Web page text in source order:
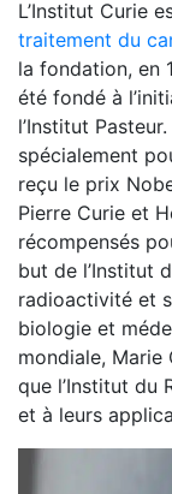
L’Institut Curie
traitement du
la fondation, en
été fondé à
l’Institut
spécialement
reçu le prix
Pierre Curie et
récompensés
but de l’Institut
radioactivité et
biologie et
mondiale, Marie
que l’Institut du
et à leurs